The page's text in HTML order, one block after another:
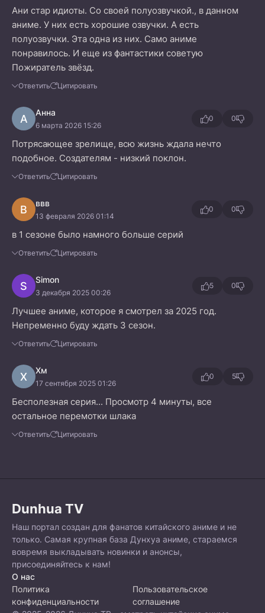
Ани стар идиоты. Со своей полуозвучкой., в данном
аниме. У них есть хорошие озвучки. А есть
полуозвучки. Эта одна из них. Само аниме
понравилось. И еще из фантастики советую
Пожиратель звёзд.
Ответить Цитировать
А Анна
6 марта 2026 15:26
0 0
Потрясающее зрелище, всю жизнь ждала нечто
подобное. Создателям - низкий поклон.
Ответить Цитировать
В ввв
13 февраля 2026 01:14
0 0
в 1 сезоне было намного больше серий
Ответить Цитировать
S Simon
3 декабря 2025 00:26
5 0
Лучшее аниме, которое я смотрел за 2025 год.
Непременно буду ждать 3 сезон.
Ответить Цитировать
Х Хм
17 сентября 2025 01:26
0 5
Бесполезная серия... Просмотр 4 минуты, все
остальное перемотки шлака
Ответить Цитировать
Dunhua TV
Наш портал создан для фанатов китайского аниме и не
только. Самая крупная база Дунхуа аниме, стараемся
вовремя выкладывать новинки и анонсы,
присоединяйтесь к нам!
О нас
Политика
конфиденциальности
Пользовательское
соглашение